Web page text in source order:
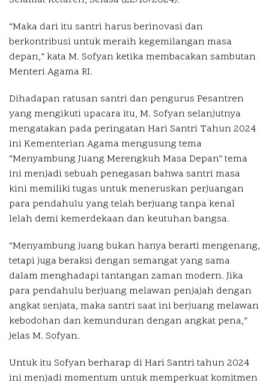
“Maka dari itu santri harus berinovasi dan
berkontribusi untuk meraih kegemilangan masa
depan,” kata M. Sofyan ketika membacakan sambutan
Menteri Agama RI.
Dihadapan ratusan santri dan pengurus Pesantren
yang mengikuti upacara itu, M. Sofyan selanjutnya
mengatakan pada peringatan Hari Santri Tahun 2024
ini Kementerian Agama mengusung tema
“Menyambung Juang Merengkuh Masa Depan” tema
ini menjadi sebuah penegasan bahwa santri masa
kini memiliki tugas untuk meneruskan perjuangan
para pendahulu yang telah berjuang tanpa kenal
lelah demi kemerdekaan dan keutuhan bangsa.
“Menyambung juang bukan hanya berarti mengenang,
tetapi juga beraksi dengan semangat yang sama
dalam menghadapi tantangan zaman modern. Jika
para pendahulu berjuang melawan penjajah dengan
angkat senjata, maka santri saat ini berjuang melawan
kebodohan dan kemunduran dengan angkat pena,”
jelas M. Sofyan.
Untuk itu Sofyan berharap di Hari Santri tahun 2024
ini menjadi momentum untuk memperkuat komitmen